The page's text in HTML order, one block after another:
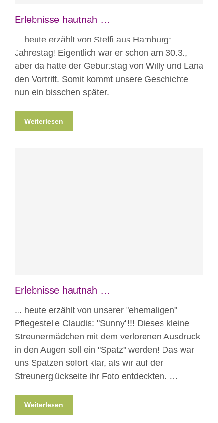
Erlebnisse hautnah …
... heute erzählt von Steffi aus Hamburg:
Jahrestag! Eigentlich war er schon am 30.3.,
aber da hatte der Geburtstag von Willy und Lana
den Vortritt. Somit kommt unsere Geschichte
nun ein bisschen später.
Weiterlesen
Erlebnisse hautnah …
... heute erzählt von unserer "ehemaligen"
Pflegestelle Claudia: "Sunny"!!! Dieses kleine
Streunermädchen mit dem verlorenen Ausdruck
in den Augen soll ein "Spatz" werden! Das war
uns Spatzen sofort klar, als wir auf der
Streunerglückseite ihr Foto entdeckten. …
Weiterlesen